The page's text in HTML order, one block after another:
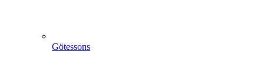
Götessons